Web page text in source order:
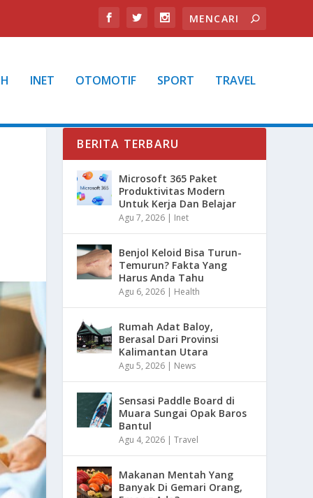
INET OTOMOTIF SPORT TRAVEL
BERITA TERBARU
Microsoft 365 Paket
Produktivitas Modern
Untuk Kerja Dan Belajar
Agu 7, 2026 | Inet
Benjol Keloid Bisa Turun-
Temurun? Fakta Yang
Harus Anda Tahu
Agu 6, 2026 | Health
Rumah Adat Baloy,
Berasal Dari Provinsi
Kalimantan Utara
Agu 5, 2026 | News
Sensasi Paddle Board di
Muara Sungai Opak Baros
Bantul
Agu 4, 2026 |Travel
Makanan Mentah Yang
Banyak Di Gemari Orang,